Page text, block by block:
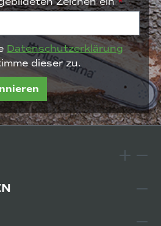
Datenschutzerklärung
dieser zu.